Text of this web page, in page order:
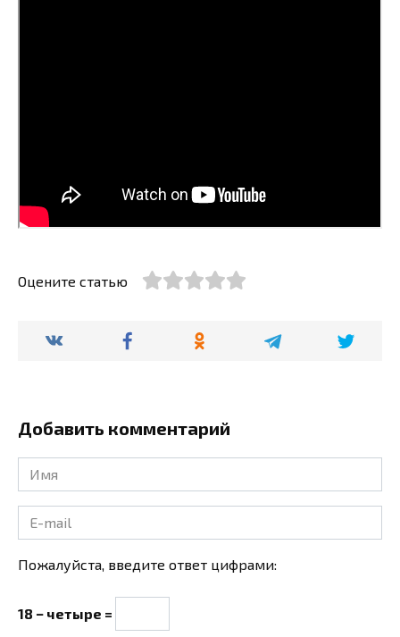
Оцените статью
Добавить комментарий
Имя
*
E-
mail
*
Пожалуйста, введите ответ цифрами:
18 − четыре =